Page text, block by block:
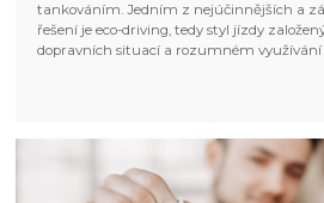
tankováním. Jedním z nejúčinnějších a
řešení je eco-driving, tedy styl jízdy
dopravních situací a rozumném využívání